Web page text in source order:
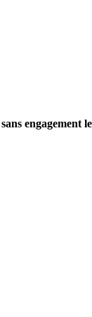
sans engagement